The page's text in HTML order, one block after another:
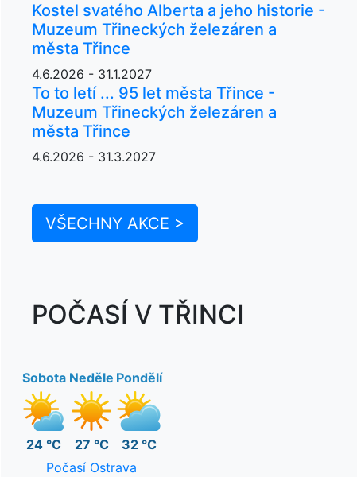
Kostel svatého Alberta a jeho historie -
Muzeum Třineckých železáren a
města Třince
4.6.2026 - 31.1.2027
To to letí ... 95 let města Třince -
Muzeum Třineckých železáren a
města Třince
4.6.2026 - 31.3.2027
VŠECHNY AKCE >
POČASÍ V TŘINCI
Sobota
24 °C
Neděle
27 °C
Pondělí
32 °C
Počasí Ostrava